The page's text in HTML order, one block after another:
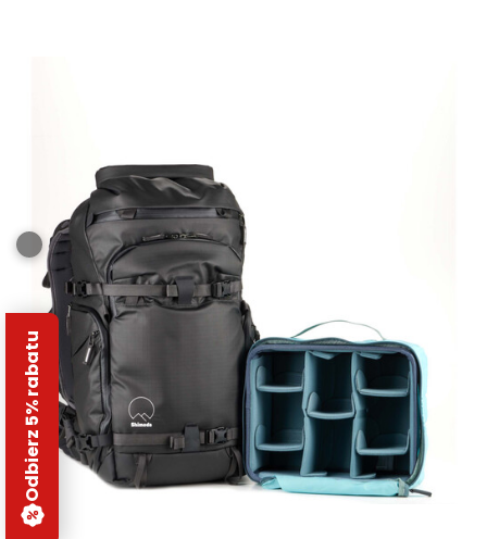
Odbierz 5% rabatu